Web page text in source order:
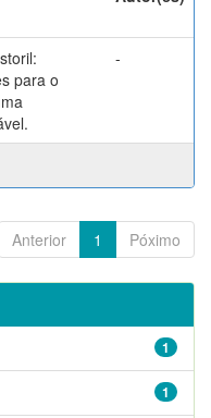
para o
-
Anterior 1 Póximo
1
1